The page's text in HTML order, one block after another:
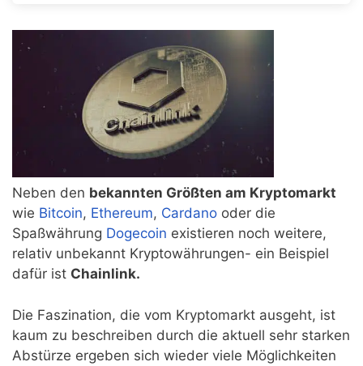
Neben den bekannten Größten am Kryptomarkt
wie Bitcoin, Ethereum, Cardano oder die
Spaßwährung Dogecoin existieren noch weitere,
relativ unbekannt Kryptowährungen- ein Beispiel
dafür ist Chainlink.
Die Faszination, die vom Kryptomarkt ausgeht, ist
kaum zu beschreiben durch die aktuell sehr starken
Abstürze ergeben sich wieder viele Möglichkeiten